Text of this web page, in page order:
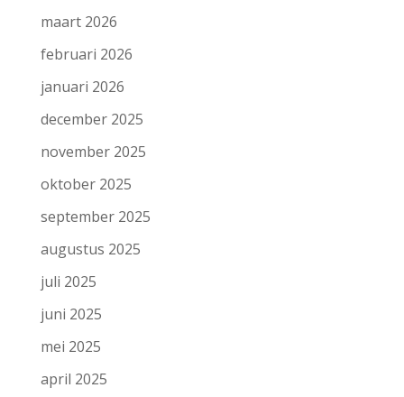
maart 2026
februari 2026
januari 2026
december 2025
november 2025
oktober 2025
september 2025
augustus 2025
juli 2025
juni 2025
mei 2025
april 2025